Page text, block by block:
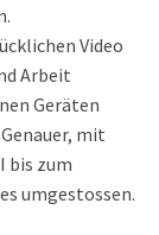
Video
Arbeit
Geräten
mit
bis zum
umgestossen.